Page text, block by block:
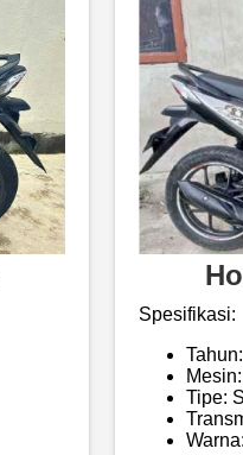
Spesifikasi:
Tipe: